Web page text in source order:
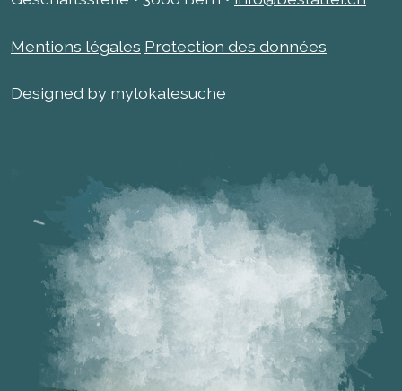
Mentions légales Protection des données
Designed by mylokalesuche